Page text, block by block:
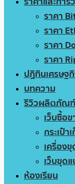
ราคา
ราคา
ราคา
ราคา
ปฏิทินเศรษฐ
บทความ
รีวิวผลิตภัณฑ์
เว็บซื้อ
กระเป๋า
เครื่อง
เว็บขุด
ห้องเรียน